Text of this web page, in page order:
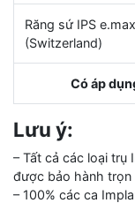
Răng sứ IPS
(Switzerland)
Có áp
Lưu ý:
– Tất cả các loại trụ
được bảo hành trọn
– 100% các ca